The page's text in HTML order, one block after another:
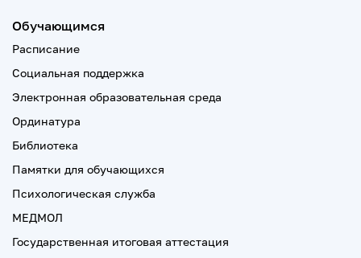
Обучающимся
Расписание
Социальная поддержка
Электронная образовательная среда
Ординатура
Библиотека
Памятки для обучающихся
Психологическая служба
МЕДМОЛ
Государственная итоговая аттестация